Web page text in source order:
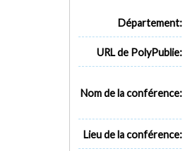
Département:
URL de PolyPublie:
Nom de la conférence:
Lieu de la conférence: